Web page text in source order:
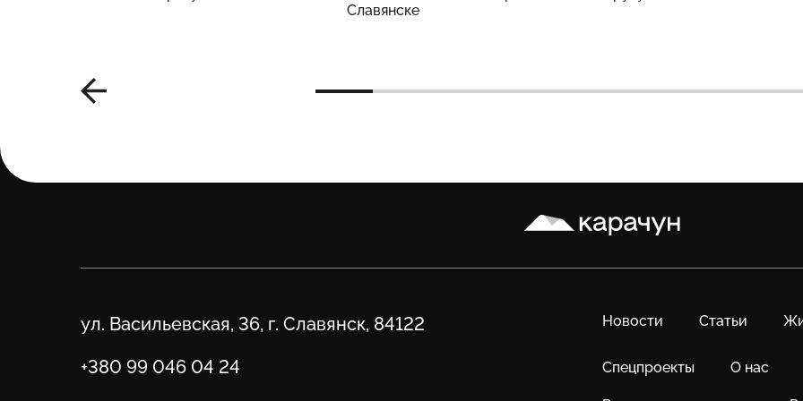
Славянске
Карачун
Новости Статьи
Спецпроекты О нас
Адрес
ул. Васильевская, 36, г. Славянск, 84122
Телефон
+380 99 046 04 24